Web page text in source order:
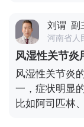
还会散发出很
道炎最主要的
的情况，也会
给阴道使用乳
得到更好的调
去。
刘谓 副
河南省人
风湿性关节炎
风湿性关节炎
一，症状明显
比如阿司匹林